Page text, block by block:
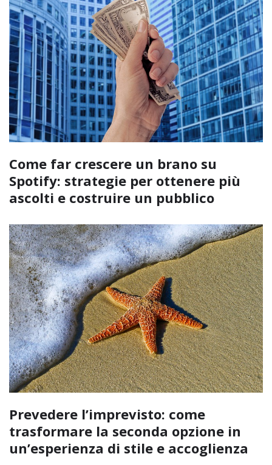
Come far crescere un brano su
Spotify: strategie per ottenere più
ascolti e costruire un pubblico
Prevedere l’imprevisto: come
trasformare la seconda opzione in
un’esperienza di stile e accoglienza